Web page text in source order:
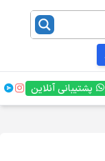
پشتیبانی آنلاین